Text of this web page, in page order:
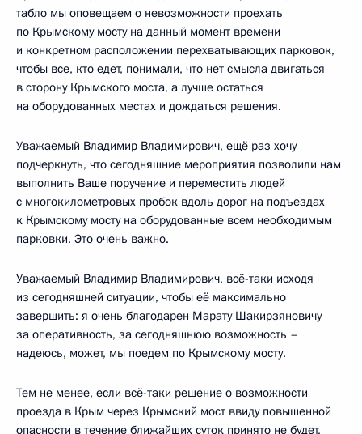
табло мы оповещаем о невозможности проехать
по Крымскому мосту на данный момент времени
и конкретном расположении перехватывающих парковок,
чтобы все, кто едет, понимали, что нет смысла двигаться
в сторону Крымского моста, а лучше остаться
на оборудованных местах и дождаться решения.
Уважаемый Владимир Владимирович, ещё раз хочу
подчеркнуть, что сегодняшние мероприятия позволили нам
выполнить Ваше поручение и переместить людей
с многокилометровых пробок вдоль дорог на подъездах
к Крымскому мосту на оборудованные всем необходимым
парковки. Это очень важно.
Уважаемый Владимир Владимирович, всё-таки исходя
из сегодняшней ситуации, чтобы её максимально
завершить: я очень благодарен Марату Шакирзяновичу
за оперативность, за сегодняшнюю возможность –
надеюсь, может, мы поедем по Крымскому мосту.
Тем не менее, если всё-таки решение о возможности
проезда в Крым через Крымский мост ввиду повышенной
опасности в течение ближайших суток принято не будет,